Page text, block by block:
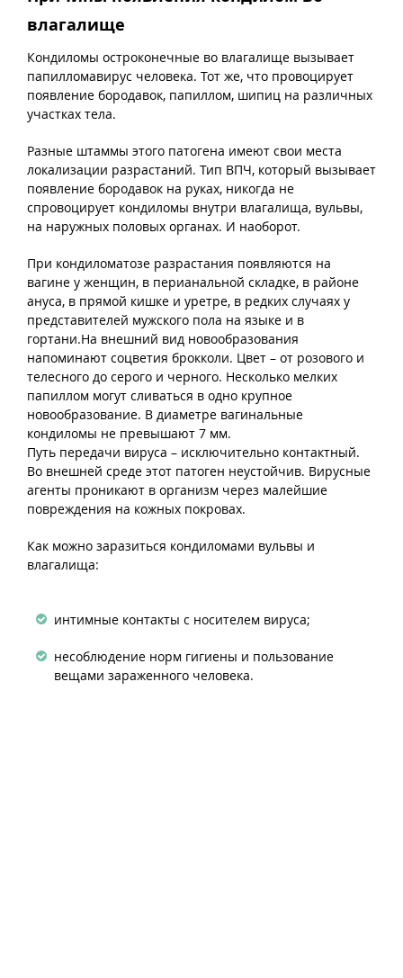
влагалище
Кондиломы остроконечные во влагалище вызывает
папилломавирус человека. Тот же, что провоцирует
появление бородавок, папиллом, шипиц на различных
участках тела.
Разные штаммы этого патогена имеют свои места
локализации разрастаний. Тип ВПЧ, который вызывает
появление бородавок на руках, никогда не
спровоцирует кондиломы внутри влагалища, вульвы,
на наружных половых органах. И наоборот.
При кондиломатозе разрастания появляются на
вагине у женщин, в перианальной складке, в районе
ануса, в прямой кишке и уретре, в редких случаях у
представителей мужского пола на языке и в
гортани.На внешний вид новообразования
напоминают соцветия брокколи. Цвет – от розового и
телесного до серого и черного. Несколько мелких
папиллом могут сливаться в одно крупное
новообразование. В диаметре вагинальные
кондиломы не превышают 7 мм.
Путь передачи вируса – исключительно контактный.
Во внешней среде этот патоген неустойчив. Вирусные
агенты проникают в организм через малейшие
повреждения на кожных покровах.
Как можно заразиться кондиломами вульвы и
влагалища:
интимные контакты с носителем вируса;
несоблюдение норм гигиены и пользование
вещами зараженного человека.